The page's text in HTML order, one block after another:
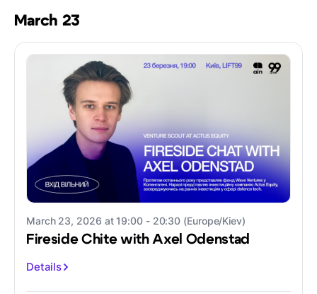
March 23
March 23, 2026 at 19:00 - 20:30 (Europe/Kiev)
Fireside Chite with Axel Odenstad
Details